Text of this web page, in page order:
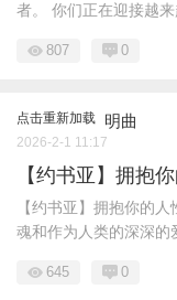
者。 你们正在迎接越来
807 0
点击重新加载 明曲
2026-2-1 11:17
【约书亚】拥抱
【约书亚】拥抱你的
魂和作为人类的深深的
645 0